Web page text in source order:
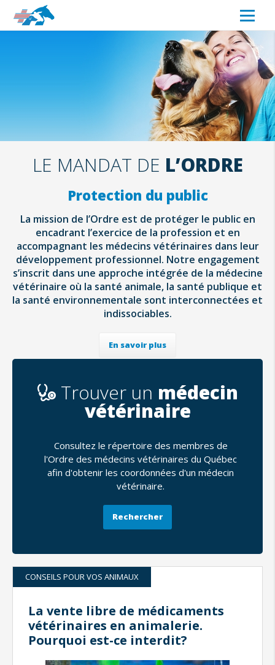
LE MANDAT DE L’ORDRE
Protection du public
La mission de l’Ordre est de protéger le public en
encadrant l’exercice de la profession et en
accompagnant les médecins vétérinaires dans leur
développement professionnel. Notre engagement
s’inscrit dans une approche intégrée de la médecine
vétérinaire où la santé animale, la santé publique et
la santé environnementale sont interconnectées et
indissociables.
En savoir plus
Trouver un médecin
vétérinaire
Consultez le répertoire des membres de
l'Ordre des médecins vétérinaires du Québec
afin d'obtenir les coordonnées d'un médecin
vétérinaire.
Rechercher
CONSEILS POUR VOS ANIMAUX
La vente libre de médicaments
vétérinaires en animalerie.
Pourquoi est-ce interdit?